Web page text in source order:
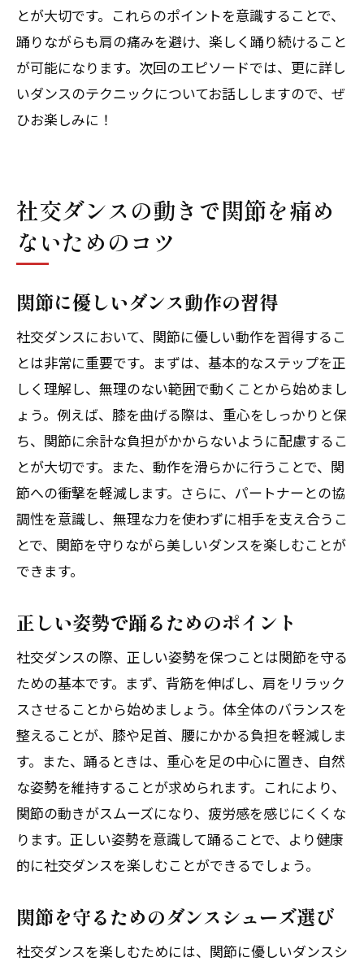
とが大切です。これらのポイントを意識することで、
踊りながらも肩の痛みを避け、楽しく踊り続けること
が可能になります。次回のエピソードでは、更に詳し
いダンスのテクニックについてお話ししますので、ぜ
ひお楽しみに！
社交ダンスの動きで関節を痛め
ないためのコツ
関節に優しいダンス動作の習得
社交ダンスにおいて、関節に優しい動作を習得するこ
とは非常に重要です。まずは、基本的なステップを正
しく理解し、無理のない範囲で動くことから始めまし
ょう。例えば、膝を曲げる際は、重心をしっかりと保
ち、関節に余計な負担がかからないように配慮するこ
とが大切です。また、動作を滑らかに行うことで、関
節への衝撃を軽減します。さらに、パートナーとの協
調性を意識し、無理な力を使わずに相手を支え合うこ
とで、関節を守りながら美しいダンスを楽しむことが
できます。
正しい姿勢で踊るためのポイント
社交ダンスの際、正しい姿勢を保つことは関節を守る
ための基本です。まず、背筋を伸ばし、肩をリラック
スさせることから始めましょう。体全体のバランスを
整えることが、膝や足首、腰にかかる負担を軽減しま
す。また、踊るときは、重心を足の中心に置き、自然
な姿勢を維持することが求められます。これにより、
関節の動きがスムーズになり、疲労感を感じにくくな
ります。正しい姿勢を意識して踊ることで、より健康
的に社交ダンスを楽しむことができるでしょう。
関節を守るためのダンスシューズ選び
社交ダンスを楽しむためには、関節に優しいダンスシ